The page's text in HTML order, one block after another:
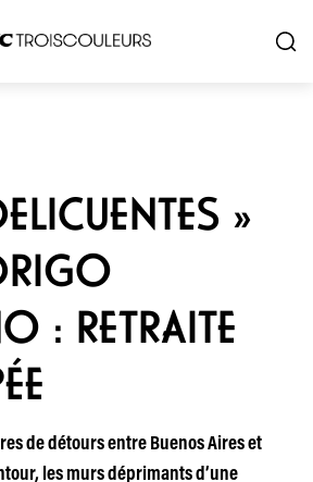
»
: RETRAITE
de détours entre Buenos Aires et
les murs déprimants d’une